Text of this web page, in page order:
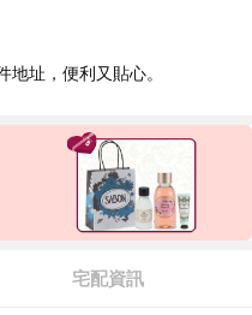
址，便利又貼心。
宅配資訊